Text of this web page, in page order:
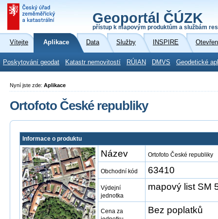
Geoportál ČÚZK
přístup k mapovým produktům a službám
Vítejte Aplikace Data Služby INSPIRE
Poskytování geodat Katastr nemovitostí RÚIAN DMVS Geodetické
Nyní jste zde: Aplikace
Ortofoto České republiky
Informace o produktu
Název Ortofoto České republiky
Obchodní kód 63410
Výdejní
jednotka
mapový list SM
Cena za
Bez poplatků